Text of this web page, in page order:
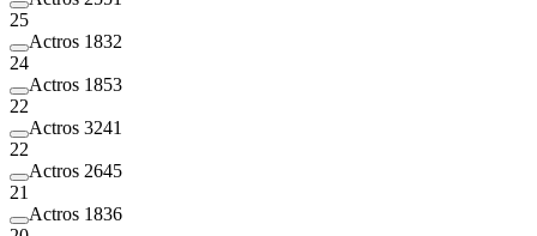
25
Actros 1832
24
Actros 1853
22
Actros 3241
22
Actros 2645
21
Actros 1836